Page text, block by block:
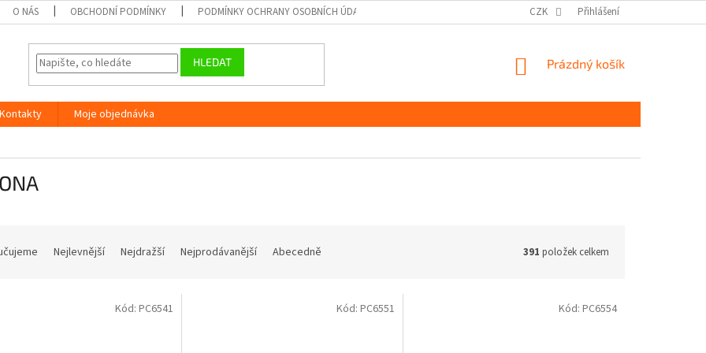
O NÁS OBCHODNÍ PODMÍNKY PODMÍNKY OCHRANY OSOBNÍCH ÚDAJŮ GDPR CZK Přihlášení
HLEDAT
NÁKUPNÍ
Prázdný košík
Kontakty
Moje objednávka
Nejlevnější Nejdražší Nejprodávanější Abecedně 391 položek celkem
Kód: PC6541 Kód: PC6551 Kód: PC6554